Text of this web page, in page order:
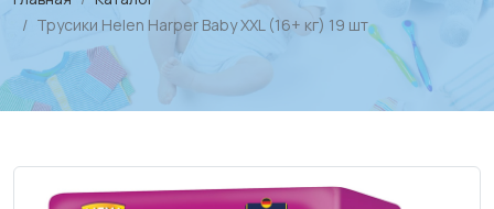
Трусики Helen Harper Baby XXL (16+ кг) 19 шт